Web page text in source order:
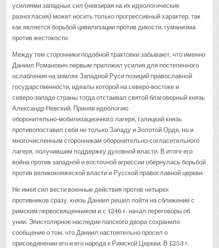
усилиями западных сил (невзирая на их идеологические
разногласия) может носить только прогрессивный характер, так
как является борьбой цивилизации против дикости, гуманизма
против жестокости.
Между тем сторонники подобной трактовки забывают, что именно
Даниил Романович первым приложил усилия для постепенного
ослабления на землях Западной Руси позиций православной
государственности, идеалы которой на северо‑востоке и
северо‑западе страны тогда отстаивал святой благоверный князь
Александр Невский. Приняв идеологию
оборонительно‑мобилизационного лагеря, галицкий князь
противопоставил себя не только Западу и Золотой Орде, но и
многочисленным сторонникам оборонительно‑согласительного
лагеря, получившим поддержку духовной власти. В итоге его
война против западной и восточной агрессии обернулась борьбой
против великокняжеской власти и Русской православной церкви.
Не имея сил вести военные действия против четырех
противников сразу, князь Даниил решил пойти на сближение с
римским первосвященником и с 1246 г. начал переговоры об
унии. Эпистолярное наследие папского двора сохранило
сообщение о том, что Даниил настоятельно просил о
присоединении его и его народа к Римской Церкви. В 1253 г.